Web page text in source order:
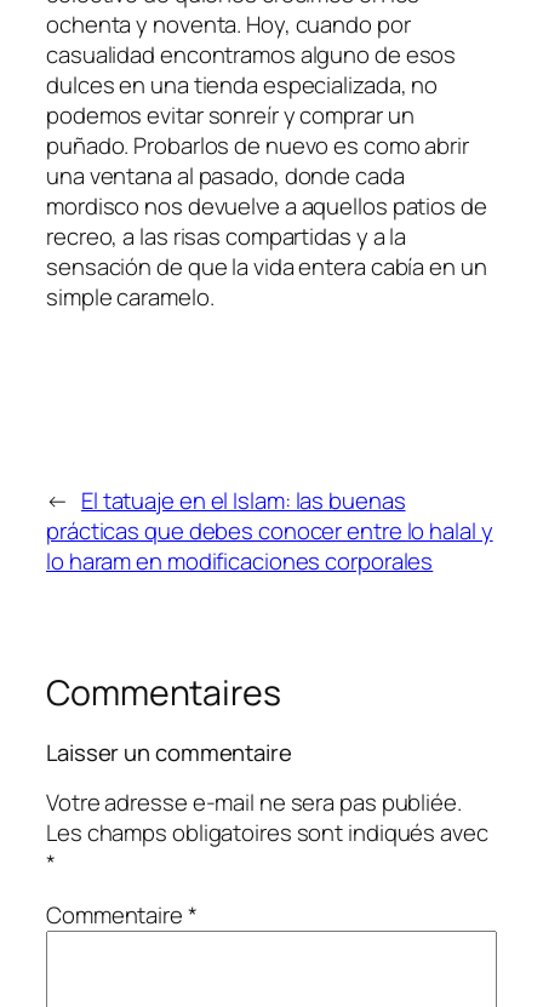
ochenta y noventa. Hoy, cuando por
casualidad encontramos alguno de esos
dulces en una tienda especializada, no
podemos evitar sonreír y comprar un
puñado. Probarlos de nuevo es como abrir
una ventana al pasado, donde cada
mordisco nos devuelve a aquellos patios de
recreo, a las risas compartidas y a la
sensación de que la vida entera cabía en un
simple caramelo.
← El tatuaje en el Islam: las buenas
prácticas que debes conocer entre lo halal y
lo haram en modificaciones corporales
Commentaires
Laisser un commentaire
Votre adresse e-mail ne sera pas publiée.
Les champs obligatoires sont indiqués avec
*
Commentaire*